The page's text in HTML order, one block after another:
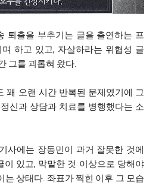
퇴출을 부추기는 글을 출연하는 프
하고 있고, 자살하라는 위협성 글
그를 괴롭혀 왔다.
꽤 오랜 시간 반복된 문제였기에 그
신과 상담과 치료를 병행했다는 소
사에는 장동민이 과거 잘못한 것에
이 있고, 막말한 것 이상으로 당해야
는 상태다. 좌표가 찍힌 이후 그 모습